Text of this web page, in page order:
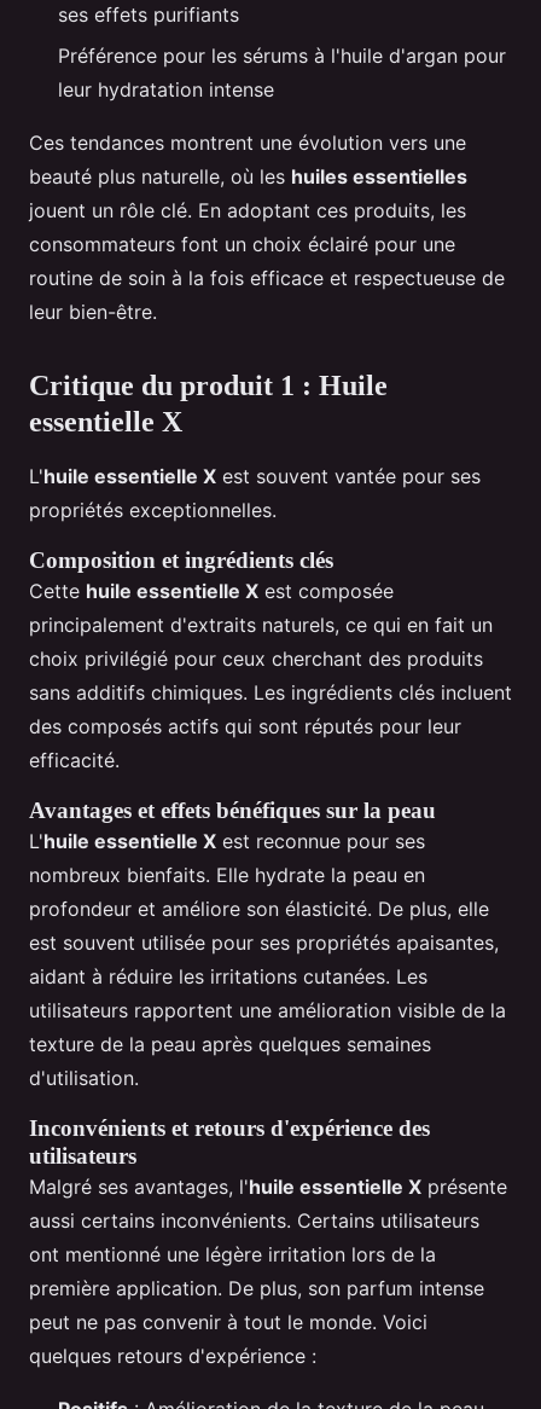
ses effets purifiants
Préférence pour les sérums à l'huile d'argan pour
leur hydratation intense
Ces tendances montrent une évolution vers une
beauté plus naturelle, où les huiles essentielles
jouent un rôle clé. En adoptant ces produits, les
consommateurs font un choix éclairé pour une
routine de soin à la fois efficace et respectueuse de
leur bien-être.
Critique du produit 1 : Huile
essentielle X
L'huile essentielle X est souvent vantée pour ses
propriétés exceptionnelles.
Composition et ingrédients clés
Cette huile essentielle X est composée
principalement d'extraits naturels, ce qui en fait un
choix privilégié pour ceux cherchant des produits
sans additifs chimiques. Les ingrédients clés incluent
des composés actifs qui sont réputés pour leur
efficacité.
Avantages et effets bénéfiques sur la peau
L'huile essentielle X est reconnue pour ses
nombreux bienfaits. Elle hydrate la peau en
profondeur et améliore son élasticité. De plus, elle
est souvent utilisée pour ses propriétés apaisantes,
aidant à réduire les irritations cutanées. Les
utilisateurs rapportent une amélioration visible de la
texture de la peau après quelques semaines
d'utilisation.
Inconvénients et retours d'expérience des
utilisateurs
Malgré ses avantages, l'huile essentielle X présente
aussi certains inconvénients. Certains utilisateurs
ont mentionné une légère irritation lors de la
première application. De plus, son parfum intense
peut ne pas convenir à tout le monde. Voici
quelques retours d'expérience :